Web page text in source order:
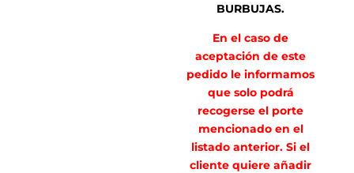
BURBUJAS.
En el caso de
aceptación de este
pedido le informamos
que solo podrá
recogerse el porte
mencionado en el
listado anterior. Si el
cliente quiere añadir